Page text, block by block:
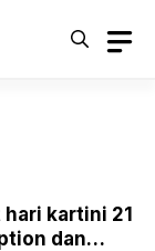
hari kartini 21
dan